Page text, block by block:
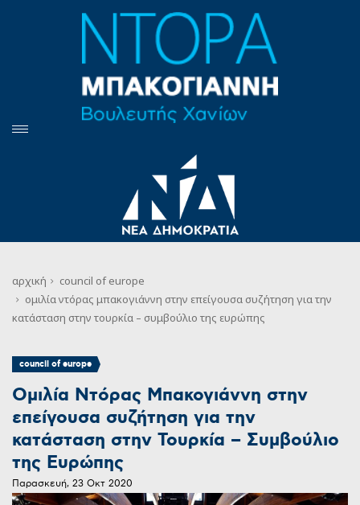
αρχική
council of europe
ομιλία ντόρας μπακογιάννη στην επείγουσα συζήτηση για την
κατάσταση στην τουρκία – συμβούλιο της ευρώπης
council of europe
Ομιλία Ντόρας Μπακογιάννη στην
επείγουσα συζήτηση για την
κατάσταση στην Τουρκία – Συμβούλιο
της Ευρώπης
Παρασκευή, 23 Οκτ 2020